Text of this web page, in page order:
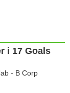
i 17 Goals
- B Corp